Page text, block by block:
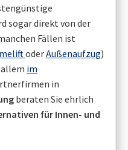
sogar direkt von der
Fällen ist
oderAußenaufzug)
allem im
in
beraten Sie ehrlich
für Innen- und